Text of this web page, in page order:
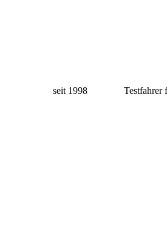
seit 1998 Testfahrer für